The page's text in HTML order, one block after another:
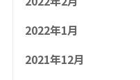
2022年1月
2021年12月